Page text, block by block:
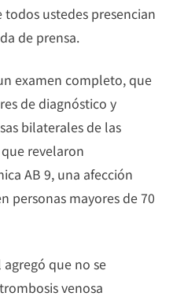
ustedes presencian
de prensa.
examen completo, que
de diagnóstico y
bilaterales de las
revelaron
AB 9, una afección
personas mayores de 70
que no se
venosa